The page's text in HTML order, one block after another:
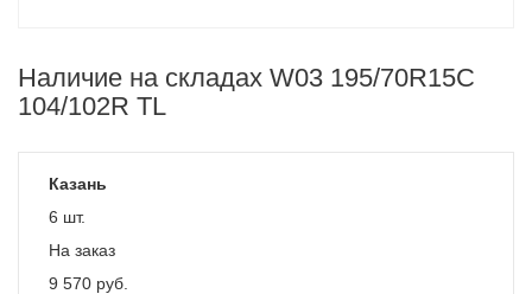
Наличие на складах W03 195/70R15C
104/102R TL
Казань
6 шт.
На заказ
9 570 руб.